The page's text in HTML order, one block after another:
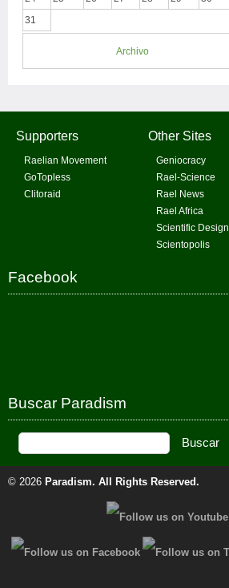
31
Archivo
Supporters
Raelian Movement
GoTopless
Clitoraid
Other Sites
Geniocracy
Rael-Science
Rael News
Rael Africa
Scientific Design
Scientopolis
Facebook
Buscar Paradism
© 2026 Paradism. All Rights Reserved.